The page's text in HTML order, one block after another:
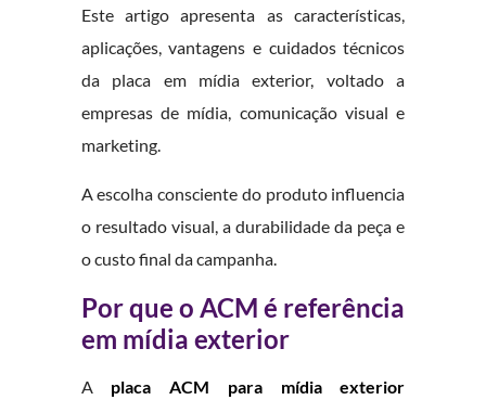
Este artigo apresenta as características,
aplicações, vantagens e cuidados técnicos
da placa em mídia exterior, voltado a
empresas de mídia, comunicação visual e
marketing.
A escolha consciente do produto influencia
o resultado visual, a durabilidade da peça e
o custo final da campanha.
Por que o ACM é referência
em mídia exterior
A placa ACM para mídia exterior